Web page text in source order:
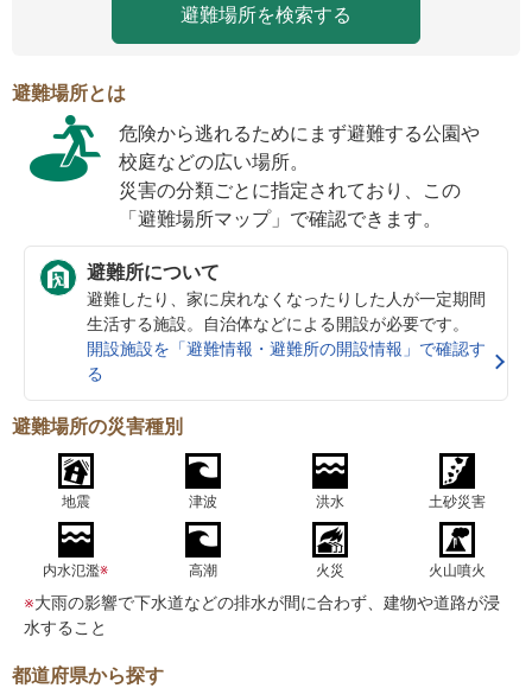
避難場所とは
危険から逃れるためにまず避難する公園や
校庭などの広い場所。
災害の分類ごとに指定されており、この
「避難場所マップ」で確認できます。
避難所について
避難したり、家に戻れなくなったりした人が一定期間
生活する施設。自治体などによる開設が必要です。
開設施設を「避難情報・避難所の開設情報」で確認す
る
避難場所の災害種別
地震 津波 洪水 土砂災害
内水氾濫※ 高潮 火災 火山噴火
※大雨の影響で下水道などの排水が間に合わず、建物や道路が浸
水すること
都道府県から探す